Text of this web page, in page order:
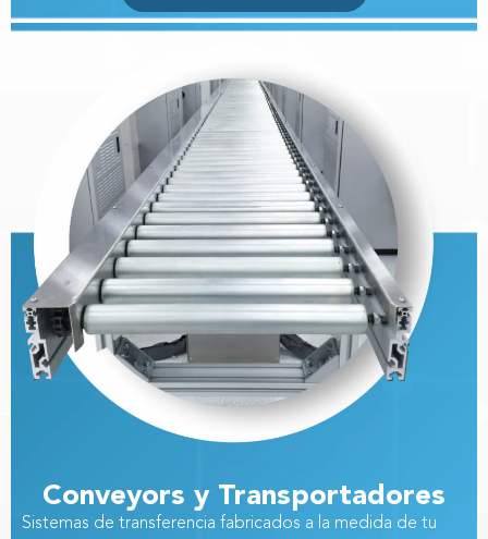
Conveyors y Transportadores
Sistemas de transferencia fabricados a la medida de tu